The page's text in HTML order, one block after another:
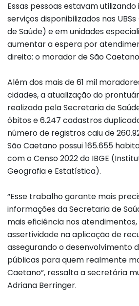
Essas pessoas estavam
serviços disponibilizados nas
de Saúde) e em unidades
aumentar a espera por
direito: o morador de São
Além dos mais de 61 mil
cidades, a atualização do
realizada pela Secretaria de
óbitos e 6.247 cadastros
número de registros caiu de
São Caetano possui 165.655
com o Censo 2022 do IBGE
Geografia e Estatística).
“Esse trabalho garante mais
informações da Secretaria de
mais eficiência nos
assertividade na aplicação de
assegurando o desenvolvimento
públicas para quem realmente
Caetano”, ressalta a secretária
Adriana Berringer.